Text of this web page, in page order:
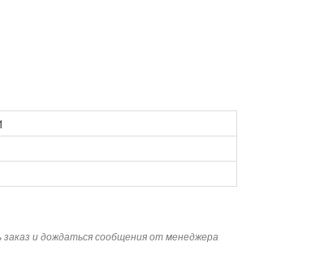
и дождаться сообщения от менеджера